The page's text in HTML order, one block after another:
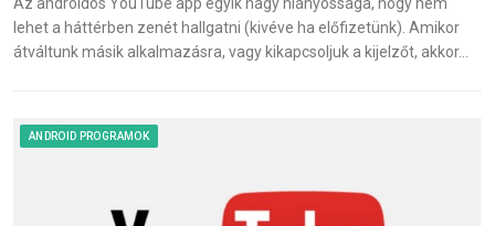
Az androidos YouTube app egyik nagy hiányossága, hogy nem
lehet a háttérben zenét hallgatni (kivéve ha előfizetünk). Amikor
átváltunk másik alkalmazásra, vagy kikapcsoljuk a kijelzőt, akkor…
ANDROID PROGRAMOK